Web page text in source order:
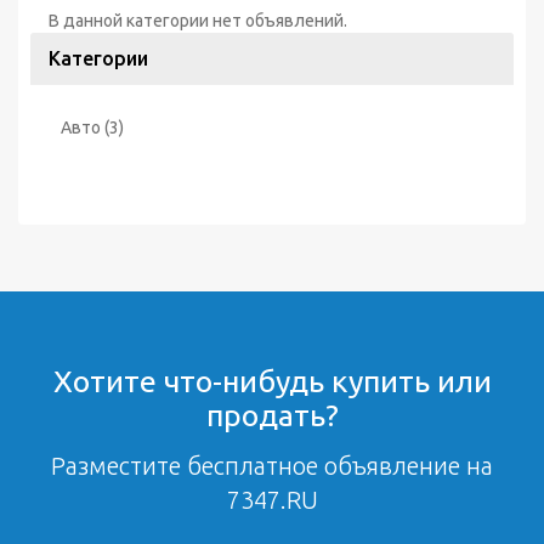
В данной категории нет объявлений.
Категории
Авто (3)
Хотите что-нибудь купить или
продать?
Разместите бесплатное объявление на
7347.RU